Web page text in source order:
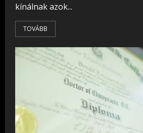
kínálnak azok...
TOVÁBB